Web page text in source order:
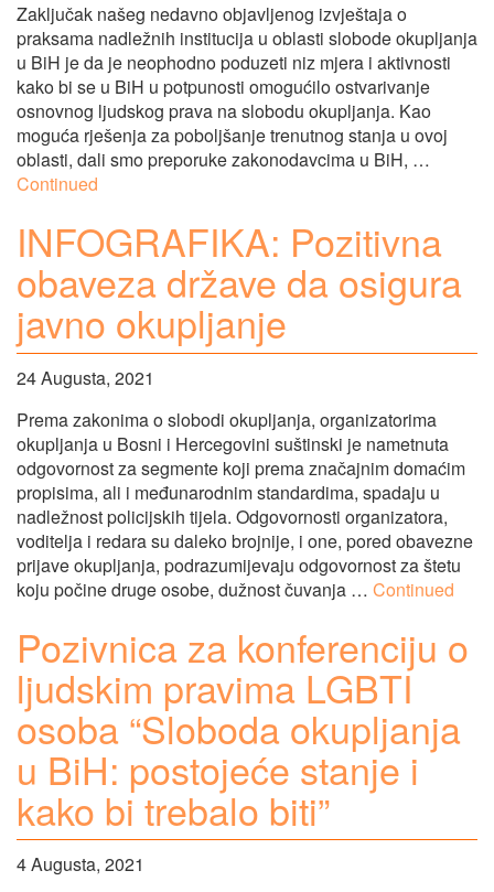
Zaključak našeg nedavno objavljenog izvještaja o
praksama nadležnih institucija u oblasti slobode okupljanja
u BiH je da je neophodno poduzeti niz mjera i aktivnosti
kako bi se u BiH u potpunosti omogućilo ostvarivanje
osnovnog ljudskog prava na slobodu okupljanja. Kao
moguća rješenja za poboljšanje trenutnog stanja u ovoj
oblasti, dali smo preporuke zakonodavcima u BiH, …
Continued
INFOGRAFIKA: Pozitivna
obaveza države da osigura
javno okupljanje
24 Augusta, 2021
Prema zakonima o slobodi okupljanja, organizatorima
okupljanja u Bosni i Hercegovini suštinski je nametnuta
odgovornost za segmente koji prema značajnim domaćim
propisima, ali i međunarodnim standardima, spadaju u
nadležnost policijskih tijela. Odgovornosti organizatora,
voditelja i redara su daleko brojnije, i one, pored obavezne
prijave okupljanja, podrazumijevaju odgovornost za štetu
koju počine druge osobe, dužnost čuvanja … Continued
Pozivnica za konferenciju o
ljudskim pravima LGBTI
osoba “Sloboda okupljanja
u BiH: postojeće stanje i
kako bi trebalo biti”
4 Augusta, 2021